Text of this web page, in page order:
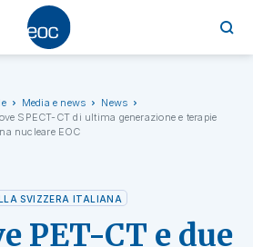
Media e news
News
SPECT-CT di ultima generazione e terapie
nucleare EOC
SVIZZERA ITALIANA
PET-CT e due